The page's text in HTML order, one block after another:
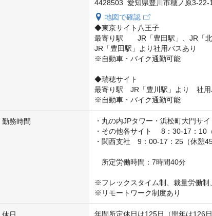
4428503 愛知県豊川市穂ノ原3-
地図で確認
◆東京サイト八王子
最寄り駅　　JR「豊田駅」、JR「北
JR「豊田駅」より社用バスあり
※自動車・バイク通勤可能
◆瑞穂サイト
最寄り駅　JR「豊川駅」より　社
※自動車・バイク通勤可能
勤務時間
・丸の内JPタワー・浜松町大門サ
・その他各サイト 　8：30-17：10
・関西支社　9：00-17：25（休憩45
所定労働時間：7時間40分
※フレックスタイム制、裁量労働制
※リモートワーク制度あり
年間所定休日は125日（閏年は126日